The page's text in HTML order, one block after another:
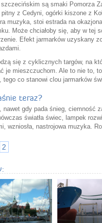
są smaki Pomorza
z Cedyni, ogórki kiszone z
muzyka, stoi estrada na
Może chciałoby się, aby w tej
Efekt jarmarków uzyskany
się z cyklicznych targów, na
je mieszczuchom. Ale to nie to,
tego co stanowi clou jarmarków
teraz?
gdy pada śnieg, ciemność
światła świec, lampek
wzniosła, nastrojowa muzyka.
2